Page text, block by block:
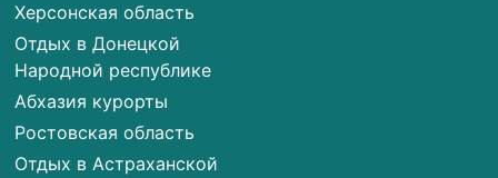
Херсонская область
Отдых в Донецкой
Народной республике
Абхазия курорты
Ростовская область
Отдых в Астраханской